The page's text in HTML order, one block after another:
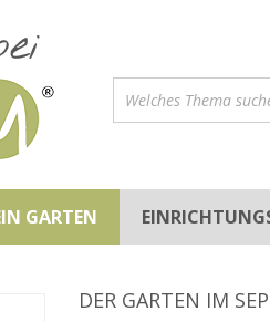
GARTEN
DER GARTEN IM